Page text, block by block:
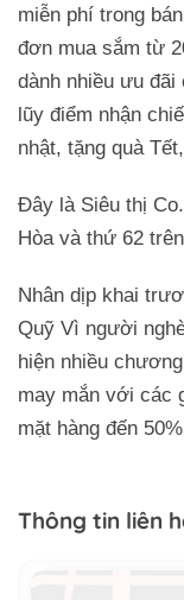
miễn phí trong
đơn mua sắm từ
dành nhiều ưu
lũy điểm nhận
nhật, tặng quà
Đây là Siêu thị
Hòa và thứ 62
Nhân dịp khai
Quỹ Vì người
hiện nhiều
may mắn với các
mặt hàng đến
Thông tin liên